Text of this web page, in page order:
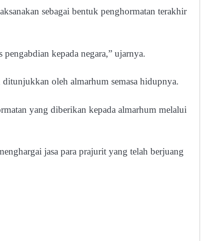
sebagai bentuk penghormatan terakhir
kepada negara,” ujarnya.
oleh almarhum semasa hidupnya.
yang diberikan kepada almarhum melalui
jasa para prajurit yang telah berjuang